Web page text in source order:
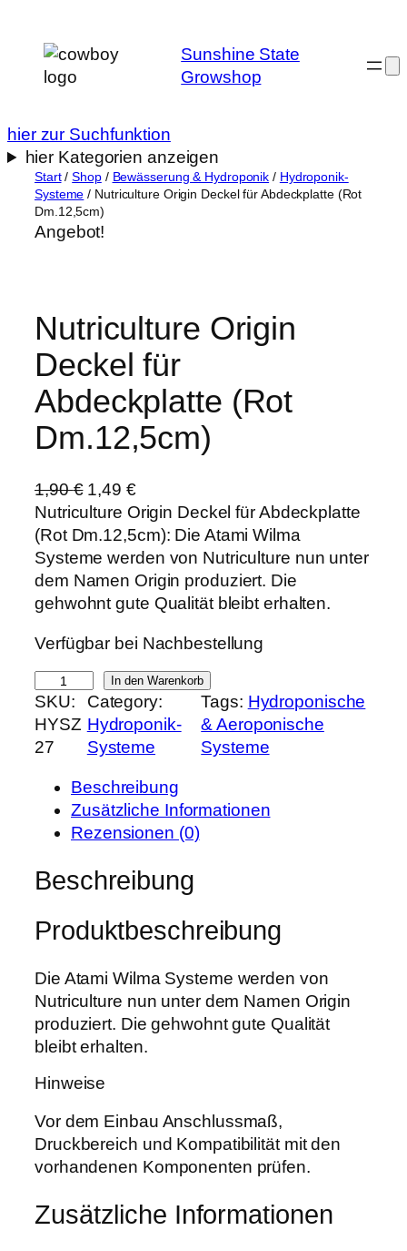
Inhalt
springen
Sunshine State
Growshop
hier zur Suchfunktion
hier Kategorien anzeigen
Start/Shop/ Bewässerung & Hydroponik / Hydroponik-
Systeme / Nutriculture Origin Deckel für Abdeckplatte (Rot
Dm.12,5cm)
Angebot!
Nutriculture Origin
Deckel für
Abdeckplatte (Rot
Dm.12,5cm)
1,90€ U
r
s
p
r
ü
g
l
i
c
h
r
P
r
i
w
a
:
1
,
9
0
€
1,49 €A
k
t
u
e
l
e
r
P
r
e
s
i
s
:
,
4
9
€
.
Nutriculture Origin Deckel für Abdeckplatte
(Rot Dm.12,5cm): Die Atami Wilma
Systeme werden von Nutriculture nun unter
dem Namen Origin produziert. Die
gehwohnt gute Qualität bleibt erhalten.
Verfügbar bei Nachbestellung
u
t
r
u
e
r
i
g
i
D
e
c
k
l
f
In den Warenkorb
SKU:
HYSZ
27
Category:
Hydroponik-
Systeme
Tags: Hydroponische
& Aeroponische
Systeme
Beschreibung
Zusätzliche Informationen
Rezensionen (0)
Beschreibung
Produktbeschreibung
Die Atami Wilma Systeme werden von
Nutriculture nun unter dem Namen Origin
produziert. Die gehwohnt gute Qualität
bleibt erhalten.
Hinweise
Vor dem Einbau Anschlussmaß,
Druckbereich und Kompatibilität mit den
vorhandenen Komponenten prüfen.
Zusätzliche Informationen